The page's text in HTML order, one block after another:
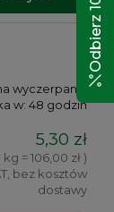
wyczerpaniu
w: 48 godzin
5,30 zł
kg = 106,00 zł )
bez kosztów
dostawy